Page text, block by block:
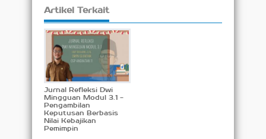
Artikel Terkait
Jurnal Refleksi Dwi
Mingguan Modul 3.1 -
Pengambilan
Keputusan Berbasis
Nilai Kebajikan
Pemimpin